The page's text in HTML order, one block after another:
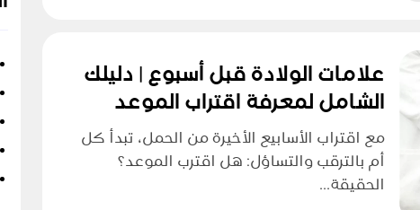
علامات الولادة قبل أسبوع | دليلك
الشامل لمعرفة اقتراب الموعد
مع اقتراب الأسابيع الأخيرة من الحمل، تبدأ كل
أم بالترقب والتساؤل: هل اقترب الموعد؟
الحقيقة...